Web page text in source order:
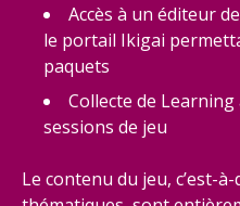
Accès à un éditeur
le portail Ikigai
paquets
Collecte de
sessions de jeu
Le contenu du jeu, c’est-